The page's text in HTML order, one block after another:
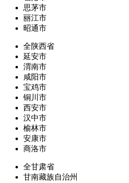
思茅市
丽江市
昭通市
全陕西省
延安市
渭南市
咸阳市
宝鸡市
铜川市
西安市
汉中市
榆林市
安康市
商洛市
全甘肃省
甘南藏族自治州